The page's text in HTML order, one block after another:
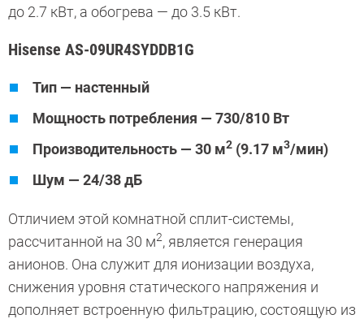
до 2.7 кВт, а обогрева — до 3.5 кВт.
Hisense AS-09UR4SYDDB1G
Тип — настенный
Мощность потребления — 730/810 Вт
Производительность — 30 м2 (9.17 м3/мин)
Шум — 24/38 дБ
Отличием этой комнатной сплит-системы,
рассчитанной на 30 м2, является генерация
анионов. Она служит для ионизации воздуха,
снижения уровня статического напряжения и
дополняет встроенную фильтрацию, состоящую из